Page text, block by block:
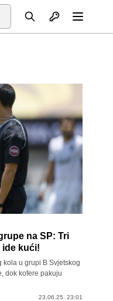
Otvori profil
na SP: Tri
ide kući!
kola u grupi B Svjetskog
dok kofere pakuju
23.06.25. 23:01